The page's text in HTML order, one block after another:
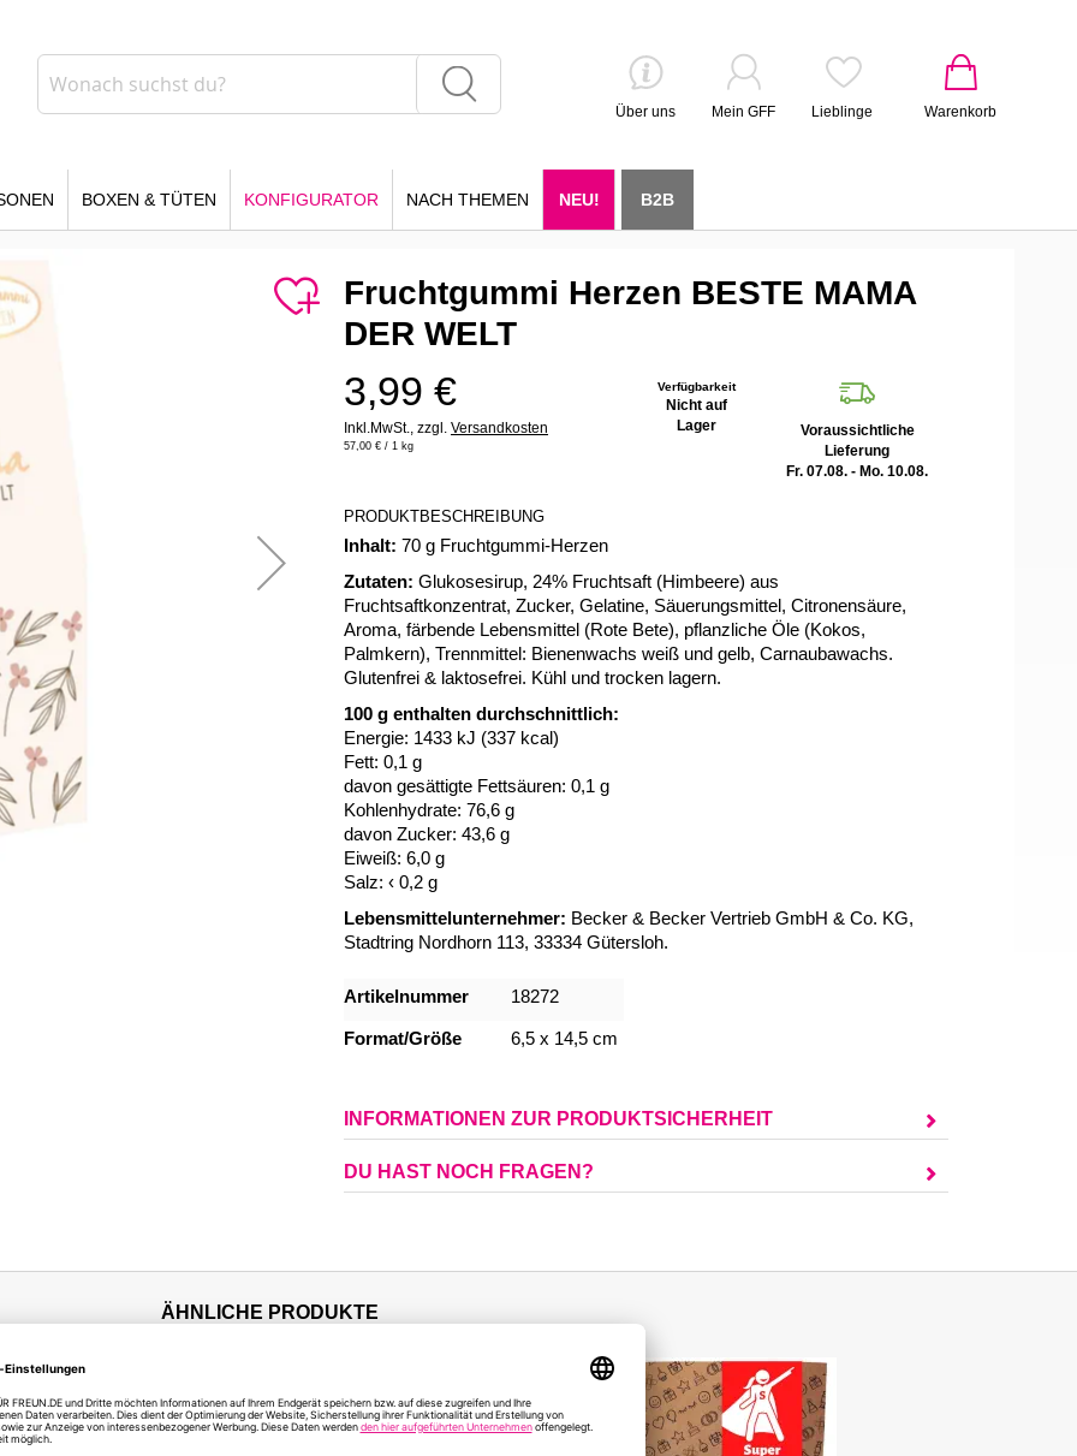
Warenkorb
Über uns Mein GFF Lieblinge
BOXEN & TÜTEN KONFIGURATOR NACH THEMEN NEU! B2B
Fruchtgummi Herzen BESTE MAMA
DER WELT
3,99 €
Inkl.MwSt., zzgl. Versandkosten
57,00 € / 1 kg
Verfügbarkeit
Nicht auf
Lager
Voraussichtliche
Lieferung
Fr. 07.08. - Mo. 10.08.
PRODUKTBESCHREIBUNG
Inhalt: 70 g Fruchtgummi-Herzen
Zutaten: Glukosesirup, 24% Fruchtsaft (Himbeere) aus
Fruchtsaftkonzentrat, Zucker, Gelatine, Säuerungsmittel, Citronensäure,
Aroma, färbende Lebensmittel (Rote Bete), pflanzliche Öle (Kokos,
Palmkern), Trennmittel: Bienenwachs weiß und gelb, Carnaubawachs.
Glutenfrei & laktosefrei. Kühl und trocken lagern.
100 g enthalten durchschnittlich:
Energie: 1433 kJ (337 kcal)
Fett: 0,1 g
davon gesättigte Fettsäuren: 0,1 g
Kohlenhydrate: 76,6 g
davon Zucker: 43,6 g
Eiweiß: 6,0 g
Salz: ‹ 0,2 g
Lebensmittelunternehmer: Becker & Becker Vertrieb GmbH & Co. KG,
Stadtring Nordhorn 113, 33334 Gütersloh.
Mehr
Artikelnummer 18272
Format/Größe 6,5 x 14,5 cm
INFORMATIONEN ZUR PRODUKTSICHERHEIT
DU HAST NOCH FRAGEN?
ÄHNLICHE PRODUKTE